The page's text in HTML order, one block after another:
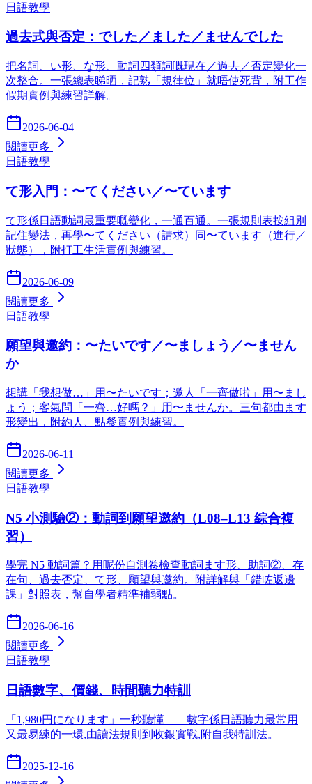
日語教學
過去式與否定：でした／ました／ませんでした
把名詞、い形、な形、動詞四類詞嘅現在／過去／否定變化一
次整合。一張總表睇晒，記熟「規律位」就唔使死背，附工作
假期實例與練習詳解。
2026-06-04
閱讀更多
日語教學
て形入門：〜てください／〜ています
て形係日語動詞最重要嘅變化，一通百通。一張規則表按組別
記住變法，再學〜てください（請求）同〜ています（進行／
狀態），附打工生活實例與練習。
2026-06-09
閱讀更多
日語教學
願望與邀約：〜たいです／〜ましょう／〜ません
か
想講「我想做…」用〜たいです；邀人「一齊做啦」用〜まし
ょう；客氣問「一齊…好嗎？」用〜ませんか。三句都由ます
形變出，附約人、點餐實例與練習。
2026-06-11
閱讀更多
日語教學
N5 小測驗②：動詞到願望邀約（L08–L13 綜合複
習）
學完 N5 動詞篇？用呢份自測卷檢查動詞ます形、助詞②、存
在句、過去否定、て形、願望與邀約。附詳解與「錯咗返邊
課」對照表，幫自學者精準補弱點。
2026-06-16
閱讀更多
日語教學
日語數字、價錢、時間聽力特訓
「1,980円になります」一秒聽懂——數字係日語聽力最常用
又最易練的一環,由讀法規則到收銀實戰,附自我特訓法。
2025-12-16